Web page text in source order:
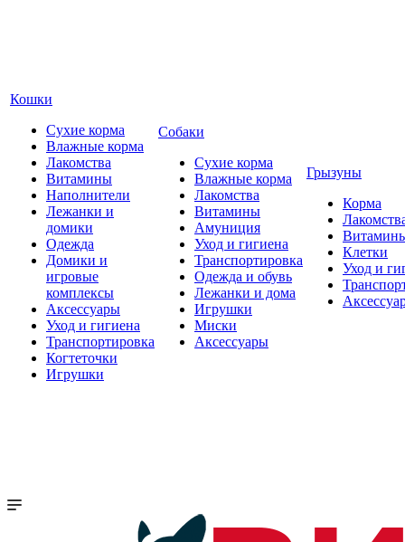
Кошки
Сухие корма
Влажные корма
Лакомства
Витамины
Наполнители
Лежанки и
домики
Одежда
Домики и
игровые
комплексы
Аксессуары
Уход и гигиена
Транспортировка
Когтеточки
Игрушки
Собаки
Сухие корма
Влажные корма
Лакомства
Витамины
Амуниция
Уход и гигиена
Транспортировка
Одежда и обувь
Лежанки и дома
Игрушки
Миски
Аксессуары
Грызуны
Корма
Клетки
Уход и